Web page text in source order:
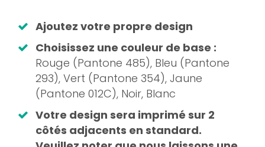
Ajoutez votre propre design
Choisissez une couleur de base :
Rouge (Pantone 485), Bleu (Pantone
293), Vert (Pantone 354), Jaune
(Pantone 012C), Noir, Blanc
Votre design sera imprimé sur 2
côtés adjacents en standard.